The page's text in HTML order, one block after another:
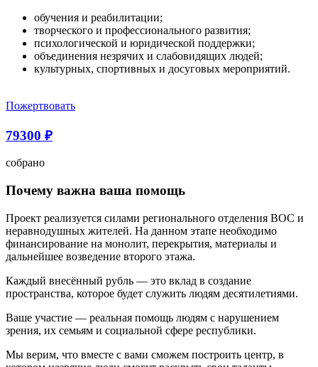
обучения и реабилитации;
творческого и профессионального развития;
психологической и юридической поддержки;
объединения незрячих и слабовидящих людей;
культурных, спортивных и досуговых мероприятий.
Пожертвовать
79300 ₽
собрано
Почему важна ваша помощь
Проект реализуется силами регионального отделения ВОС и
неравнодушных жителей. На данном этапе необходимо
финансирование на монолит, перекрытия, материалы и
дальнейшее возведение второго этажа.
Каждый внесённый рубль — это вклад в создание
пространства, которое будет служить людям десятилетиями.
Ваше участие — реальная помощь людям с нарушением
зрения, их семьям и социальной сфере республики.
Мы верим, что вместе с вами сможем построить центр, в